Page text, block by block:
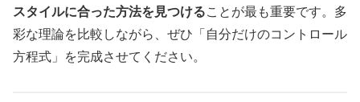
スタイルに合った方法を見つけることが最も重要です。多
彩な理論を比較しながら、ぜひ「自分だけのコントロール
方程式」を完成させてください。